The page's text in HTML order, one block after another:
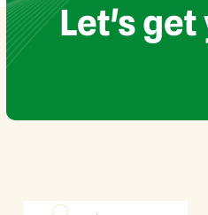
Let's